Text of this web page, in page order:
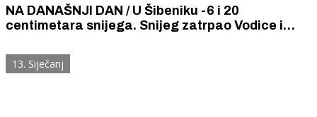
NA DANAŠNJI DAN / U Šibeniku -6 i 20
centimetara snijega. Snijeg zatrpao Vodice i
13. Siječanj